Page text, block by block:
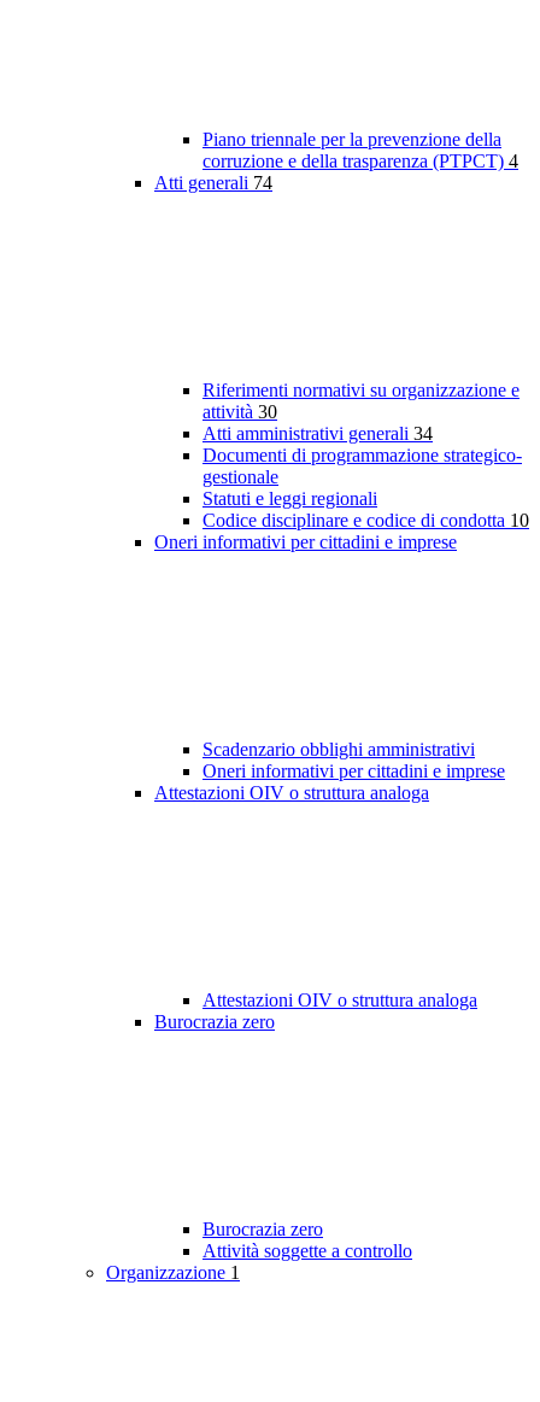
Piano triennale per la prevenzione della
corruzione e della trasparenza (PTPCT) 4
Atti generali 74
Riferimenti normativi su organizzazione e
attività 30
Atti amministrativi generali 34
Documenti di programmazione strategico-
gestionale
Statuti e leggi regionali
Codice disciplinare e codice di condotta 10
Oneri informativi per cittadini e imprese
Scadenzario obblighi amministrativi
Oneri informativi per cittadini e imprese
Attestazioni OIV o struttura analoga
Attestazioni OIV o struttura analoga
Burocrazia zero
Burocrazia zero
Attività soggette a controllo
Organizzazione 1